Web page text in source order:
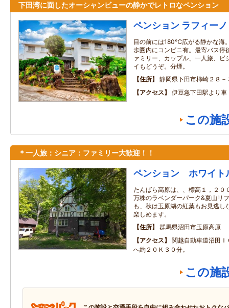
下田湾に面したオーシャンビューの静かでレトロなペンション
ペンション ラフィーノ
目の前には180℃広がる静かな海
歩圏内にコンビニ有。最寄バス停
ァミリー、カップル、一人旅、ビ
イもどうぞ。分煙。
住所
静岡県下田市柿崎２８－
アクセス
伊豆急下田駅より
この施
＊一人旅：シニア：ファミリー大歓迎！！
ペンション ホワイト
たんばら高原は、、標高１，２０
万株のラベンダーパーク&夏山リ
も、秋は玉原湖の紅葉もお見逃し
楽しめます。
住所
群馬県沼田市玉原高原
アクセス
関越自動車道沼田
へ約２０Ｋ３０分。
この施